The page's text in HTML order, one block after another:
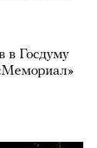
в Госдуму